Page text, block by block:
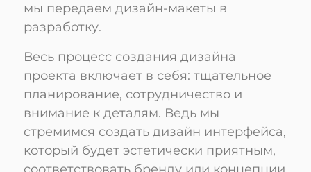
мы передаем дизайн-макеты в
разработку.
Весь процесс создания дизайна
проекта включает в себя: тщательное
планирование, сотрудничество и
внимание к деталям. Ведь мы
стремимся создать дизайн интерфейса,
который будет эстетически приятным,